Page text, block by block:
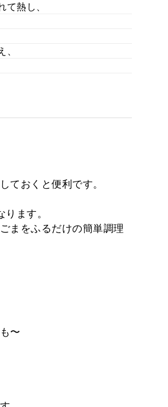
熱し、
ておくと便利です。
ます。
まをふるだけの簡単調理
〜